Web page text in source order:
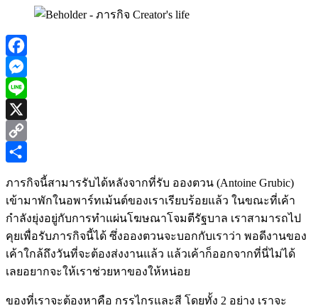
Facebook
Messenger
Line
X
Copy
ภารกิจนี้สามารรับได้หลังจากที่รับ อองตวน (Antoine Grubic)
เข้ามาพักในอพาร์ทเม้นต์ของเราเรียบร้อยแล้ว ในขณะที่เค้า
กำลังยุ่งอยู่กับการทำแผ่นโฆษณาโจมตีรัฐบาล เราสามารถไป
คุยเพื่อรับภารกิจนี้ได้ ซึ่งอองตวนจะบอกกับเราว่า พอดีงานของ
เค้าใกล้ถึงวันที่จะต้องส่งงานแล้ว แล้วเค้าก็ออกจากที่นี่ไม่ได้
เลยอยากจะให้เราช่วยหาของให้หน่อย
ของที่เราจะต้องหาคือ กรรไกรและสี โดยทั้ง 2 อย่าง เราจะ